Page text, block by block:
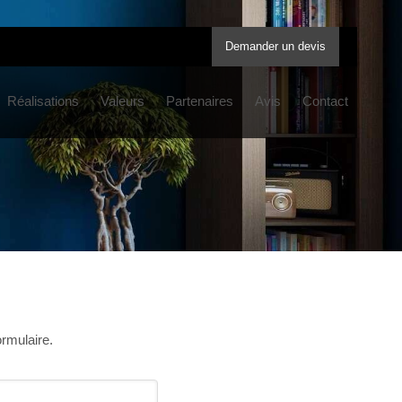
Demander un devis
Réalisations Valeurs Partenaires Avis Contact